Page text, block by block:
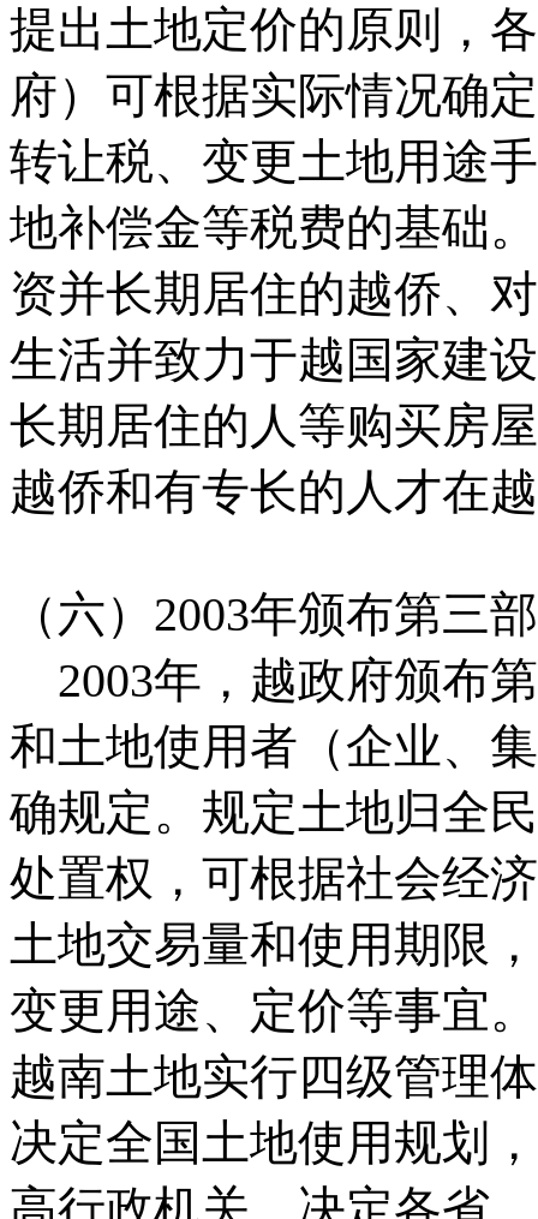
提出土地定价的原则，
府）可根据实际情况确
转让税、变更土地用途
地补偿金等税费的基础
资并长期居住的越侨、
生活并致力于越国家建
长期居住的人等购买房
越侨和有专长的人才在
（六）2003年颁布第三
2003年，越政府颁布
和土地使用者（企业、
确规定。规定土地归全
处置权，可根据社会经
土地交易量和使用期限
变更用途、定价等事宜。
越南土地实行四级管理
决定全国土地使用规划